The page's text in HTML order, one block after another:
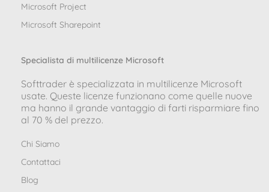
Microsoft Project
Microsoft Sharepoint
Specialista di multilicenze Microsoft
Softtrader è specializzata in multilicenze Microsoft
usate. Queste licenze funzionano come quelle nuove
ma hanno il grande vantaggio di farti risparmiare fino
al 70 % del prezzo.
Chi Siamo
Contattaci
Blog